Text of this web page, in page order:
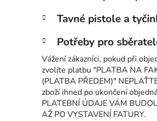
Tavné pistole a
Potřeby pro
Vážení zákazníci, pokud při
zvolíte platbu "PLATBA NA
(PLATBA PŘEDEM)"
zboží ihned po ukončení
PLATEBNÍ ÚDAJE VÁM
AŽ PO VYSTAVENÍ FATURY.